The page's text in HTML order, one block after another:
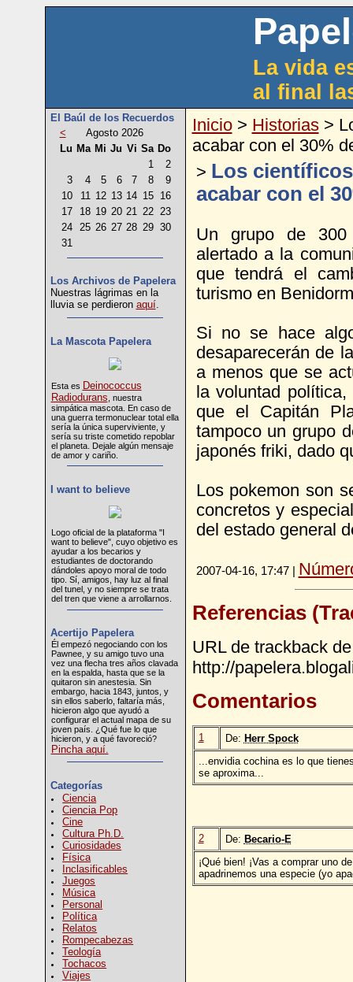
La vida
al final
El Baúl de los Recuerdos
<
Agosto 2026
Lu Ma Mi Ju Vi Sa Do
1
2
3
4 5 6 7 8
9
10
11 12 13 14 15
16
17
18 19 20 21 22 23
24
25 26 27 28 29 30
31
Los Archivos de Papelera
Nuestras lágrimas en la
lluvia se perdieron aquí.
La Mascota Papelera
Esta es Deinococcus
Radiodurans , nuestra
simpática mascota. En caso de
una guerra termonuclear total ella
sería la única superviviente, y
sería su triste cometido repoblar
el planeta. Dejale algún mensaje
de amor y cariño.
I want to believe
Logo oficial de la plataforma "I
want to believe", cuyo objetivo es
ayudar a los becarios y
estudiantes de doctorando
dándoles apoyo moral de todo
tipo. Sí, amigos, hay luz al final
del tunel, y no siempre se trata
del tren que viene a arrollarnos.
Acertijo Papelera
Él empezó negociando con los
Pawnee, y su amigo tuvo una
vez una flecha tres años clavada
en la espalda, hasta que se la
quitaron sin anestesia. Sin
embargo, hacia 1843, juntos, y
sin ellos saberlo, faltaría más,
hicieron algo que ayudó a
configurar el actual mapa de su
joven país. ¿Qué fue lo que
hicieron, y a qué favoreció?
Pincha aquí.
Categorías
Ciencia
Ciencia Pop
Cine
Cultura Ph.D.
Curiosidades
Física
Inclasificables
Juegos
Música
Personal
Política
Relatos
Rompecabezas
Teología
Tochacos
Viajes
Inicio> Historias>
acabar con el 30%
> Los
acabar con el
Un grupo de 300
alertado a la
que tendrá el
turismo en
Si no se hace
desaparecerán de
a menos que se
la voluntad
que el Capitán
tampoco un grupo
japonés friki, dado
Los pokemon son
concretos y
del estado general
2007-04-16, 17:47 |
Referencias
URL de trackback
http://
Comentarios
1 De: Herr Spock
...envidia cochina es lo que
se aproxima...
2 De: Becario-E
¡Qué bien! ¡Vas a comprar uno
apadrinemos una especie (yo